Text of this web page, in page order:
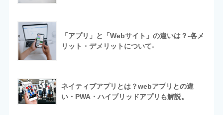
「アプリ」と「Webサイト」の違いは？-各メ
リット・デメリットについて-
ネイティブアプリとは？webアプリとの違
い・PWA・ハイブリッドアプリも解説。